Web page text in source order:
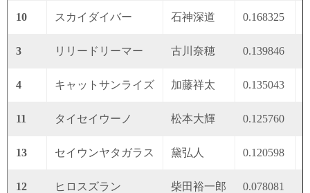
10 スカイダイバー 石神深道 0.168325
3 リリードリーマー 古川奈穂 0.139846
4 キャットサンライズ 加藤祥太 0.135043
11 タイセイウーノ 松本大輝 0.125760
13 セイウンヤタガラス 黛弘人 0.120598
12 ヒロスズラン 柴田裕一郎 0.078081